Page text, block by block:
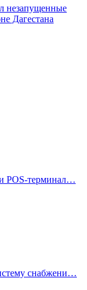
незапущенные
Дагестана
POS-терминал…
снабжени…